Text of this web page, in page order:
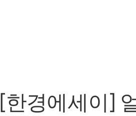
[한경에세이]